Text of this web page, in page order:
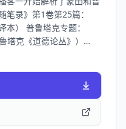
录》第1卷第25篇：
本） 普鲁塔克专题：
塔克《道德论丛》）
上获益 154-如何面对厚
何锐评吃瓜行为 143-如
令人生厌地自我赞美？
日安 插画：karasubonn